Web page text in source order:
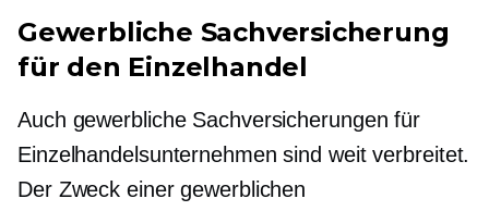
Gewerbliche Sachversicherung
für den Einzelhandel
Auch gewerbliche Sachversicherungen für
Einzelhandelsunternehmen sind weit verbreitet.
Der Zweck einer gewerblichen